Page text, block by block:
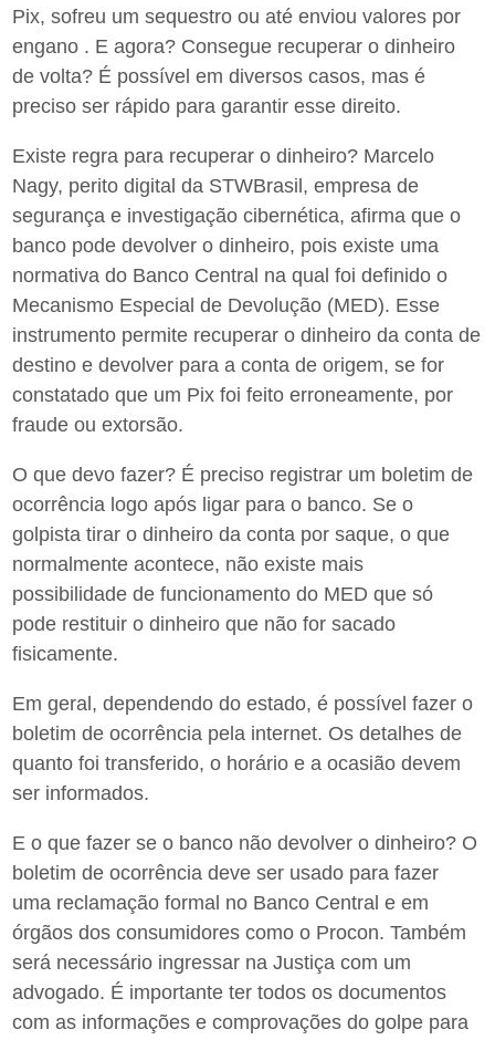
Pix, sofreu um sequestro ou até enviou valores por
engano . E agora? Consegue recuperar o dinheiro
de volta? É possível em diversos casos, mas é
preciso ser rápido para garantir esse direito.
Existe regra para recuperar o dinheiro? Marcelo
Nagy, perito digital da STWBrasil, empresa de
segurança e investigação cibernética, afirma que o
banco pode devolver o dinheiro, pois existe uma
normativa do Banco Central na qual foi definido o
Mecanismo Especial de Devolução (MED). Esse
instrumento permite recuperar o dinheiro da conta de
destino e devolver para a conta de origem, se for
constatado que um Pix foi feito erroneamente, por
fraude ou extorsão.
O que devo fazer? É preciso registrar um boletim de
ocorrência logo após ligar para o banco. Se o
golpista tirar o dinheiro da conta por saque, o que
normalmente acontece, não existe mais
possibilidade de funcionamento do MED que só
pode restituir o dinheiro que não for sacado
fisicamente.
Em geral, dependendo do estado, é possível fazer o
boletim de ocorrência pela internet. Os detalhes de
quanto foi transferido, o horário e a ocasião devem
ser informados.
E o que fazer se o banco não devolver o dinheiro? O
boletim de ocorrência deve ser usado para fazer
uma reclamação formal no Banco Central e em
órgãos dos consumidores como o Procon. Também
será necessário ingressar na Justiça com um
advogado. É importante ter todos os documentos
com as informações e comprovações do golpe para